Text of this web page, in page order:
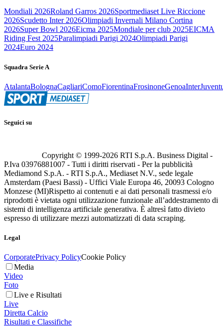
Mondiali 2026Roland Garros 2026Sportmediaset Live Riccione
2026Scudetto Inter 2026Olimpiadi Invernali Milano Cortina
2026Super Bowl 2026Eicma 2025Mondiale per club 2025EICMA
Riding Fest 2025Paralimpiadi Parigi 2024Olimpiadi Parigi
2024Euro 2024
Squadra Serie A
AtalantaBolognaCagliariComoFiorentinaFrosinoneGenoaInter
Seguici su
Copyright © 1999-2026 RTI S.p.A. Business Digital -
P.Iva 03976881007 - Tutti i diritti riservati - Per la pubblicità
Mediamond S.p.A. - RTI S.p.A., Mediaset N.V., sede legale
Amsterdam (Paesi Bassi) - Uffici Viale Europa 46, 20093 Cologno
Monzese (MI)Rispetto ai contenuti e ai dati personali trasmessi e/o
riprodotti è vietata ogni utilizzazione funzionale all’addestramento di
sistemi di intelligenza artificiale generativa. È altresì fatto divieto
espresso di utilizzare mezzi automatizzati di data scraping.
Legal
CorporatePrivacy PolicyCookie Policy
Media
Video
Foto
Live e Risultati
Live
Diretta Calcio
Risultati e Classifiche